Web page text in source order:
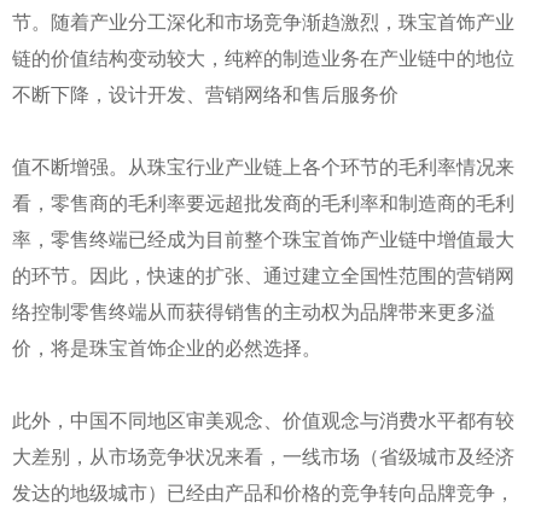
节。随着产业分工深化和市场竞争渐趋激烈，珠宝首饰产业
链的价值结构变动较大，纯粹的制造业务在产业链中的地位
不断下降，设计开发、营销网络和售后服务价
值不断增强。从珠宝行业产业链上各个环节的毛利率情况来
看，零售商的毛利率要远超批发商的毛利率和制造商的毛利
率，零售终端已经成为目前整个珠宝首饰产业链中增值最大
的环节。因此，快速的扩张、通过建立全国性范围的营销网
络控制零售终端从而获得销售的主动权为品牌带来更多溢
价，将是珠宝首饰企业的必然选择。
此外，中国不同地区审美观念、价值观念与消费水平都有较
大差别，从市场竞争状况来看，一线市场（省级城市及经济
发达的地级城市）已经由产品和价格的竞争转向品牌竞争，